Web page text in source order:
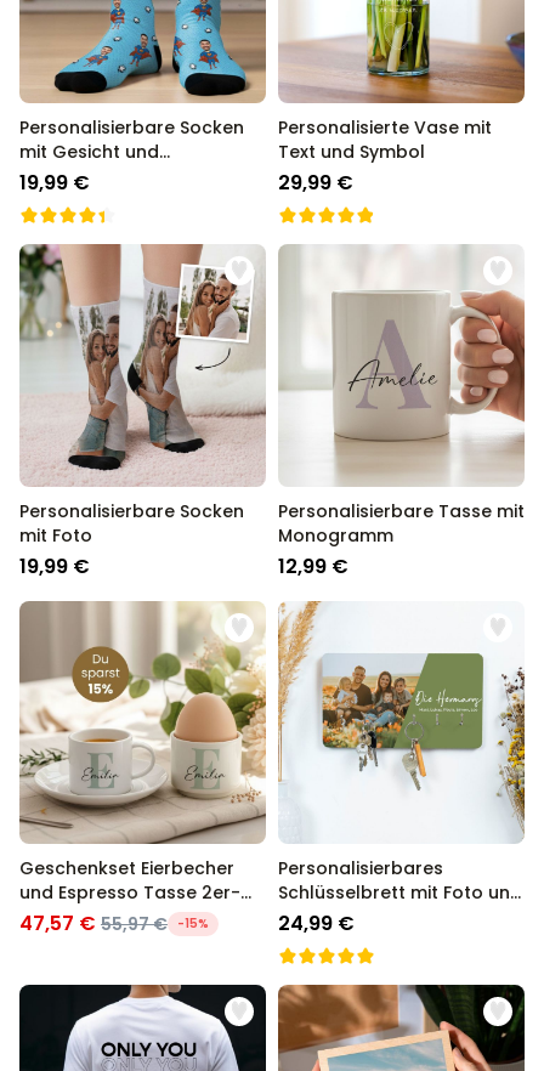
Personalisierbare Socken
mit Gesicht und
Superhelden
19,99 €
Personalisierte Vase mit
Text und Symbol
29,99 €
Personalisierbare Socken
mit Foto
19,99 €
Personalisierbare Tasse mit
Monogramm
12,99 €
Geschenkset Eierbecher
und Espresso Tasse 2er-
Set
47,57 € 55,97 € -15%
Personalisierbares
Schlüsselbrett mit Foto und
Text
24,99 €